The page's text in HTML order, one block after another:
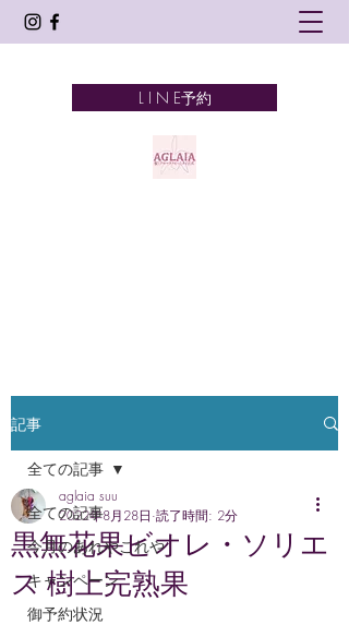
L I N E予約
記事
全ての記事
今月のあれやこれや
キャンペーン
御予約状況
全ての記事
黒無花果ビオレ・ソリエ
ス 樹上完熟果
aglaia suu
2022年8月28日 読了時間: 2分